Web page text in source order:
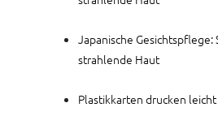
Japanische
strahlende Haut
Plastikkarten drucken